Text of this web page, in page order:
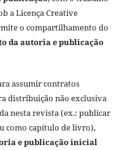
a Licença Creative
o compartilhamento do
da autoria e publicação
assumir contratos
distribuição não exclusiva
nesta revista (ex.: publicar
como capítulo de livro),
e publicação inicial